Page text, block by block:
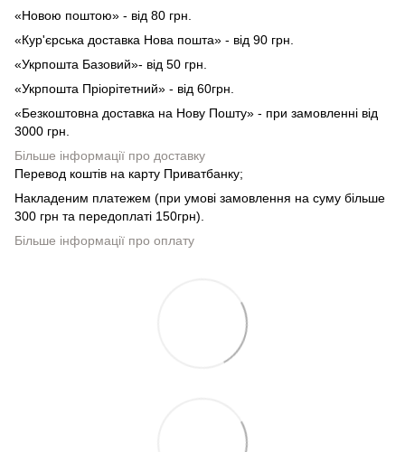
«Новою поштою» - від 80 грн.
«Кур'єрська доставка Нова пошта» - від 90 грн.
«Укрпошта Базовий»- від 50 грн.
«Укрпошта Пріорітетний» - від 60грн.
«Безкоштовна доставка на Нову Пошту» - при замовленні від
3000 грн.
Більше інформації про доставку
Перевод коштів на карту Приватбанку;
Накладеним платежем (при умові замовлення на суму більше
300 грн та передоплаті 150грн).
Більше інформації про оплату